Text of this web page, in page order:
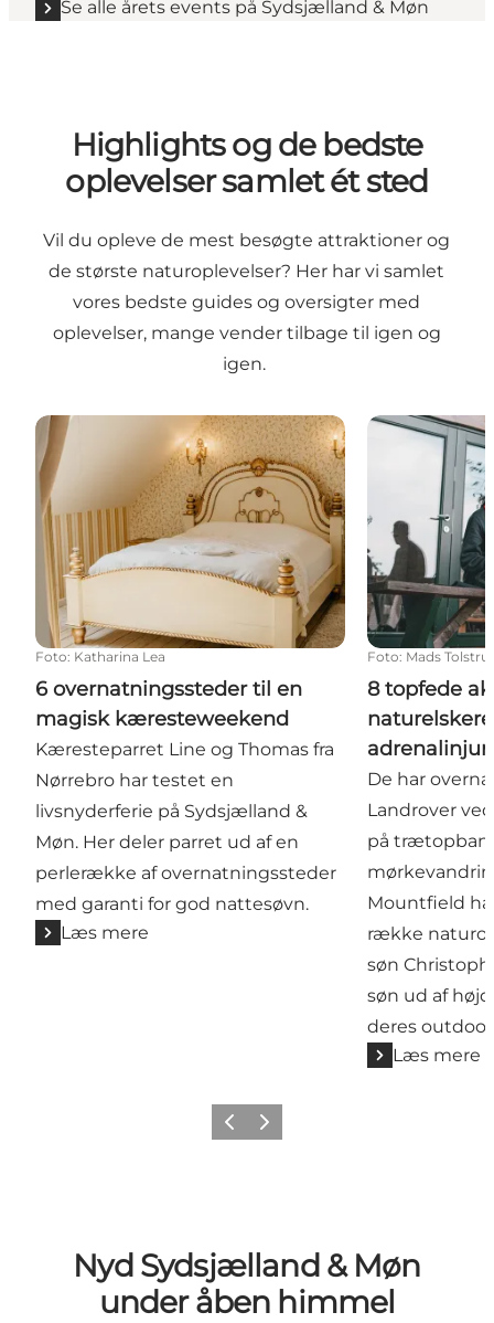
Se alle årets events på Sydsjælland & Møn
Highlights og de bedste
oplevelser samlet ét sted
Vil du opleve de mest besøgte attraktioner og
de største naturoplevelser? Her har vi samlet
vores bedste guides og oversigter med
oplevelser, mange vender tilbage til igen og
igen.
6 overnatningssteder til en magisk
Foto: Katharina Lea
6 overnatningssteder til en
magisk kæresteweekend
Kæresteparret Line og Thomas fra
Nørrebro har testet en
livsnyderferie på Sydsjælland &
Møn. Her deler parret ud af en
perlerække af overnatningssteder
med garanti for god nattesøvn.
Læs mere
8 topfede
Foto: Mads
8 topfede
De har
Landrover
på
Mountfield
række
søn
søn ud af
deres
Læs mere
ForrigeNæste
Nyd Sydsjælland & Møn
under åben himmel